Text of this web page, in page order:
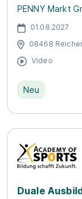
PENNY Markt
01.08.2027
08468
Video
Neu
Duale